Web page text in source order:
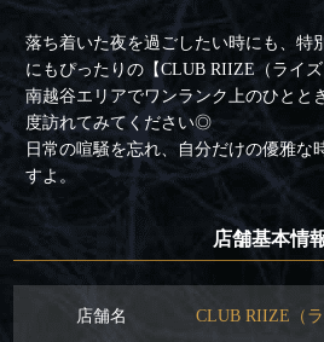
落ち着いた夜を過ごしたい時にも、特
にもぴったりの【CLUB RIIZE（ライズ
南越谷エリアでワンランク上のひとと
度訪れてみてください◎
日常の喧騒を忘れ、自分だけの優雅な
すよ。
店舗基本情
店舗名 CLUB RIIZE（ラ